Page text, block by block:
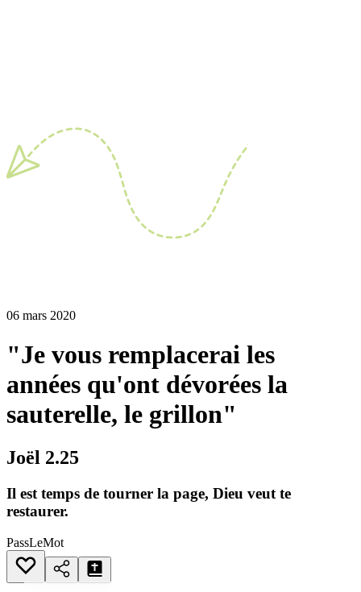
06 mars 2020
"Je vous remplacerai les
années qu'ont dévorées la
sauterelle, le grillon"
Joël 2.25
Il est temps de tourner la page, Dieu veut te
restaurer.
PassLeMot